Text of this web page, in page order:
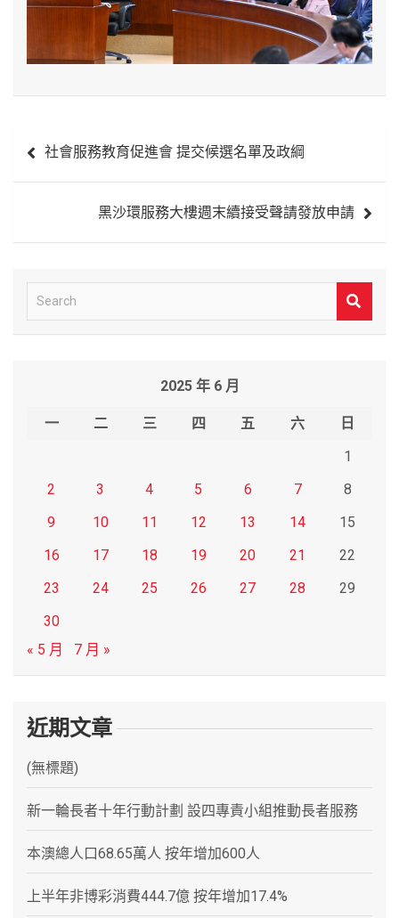
章 社會服務教育促進會 提交候選名單及政綱
黑沙環服務大樓週末續接受聲請發放申請
e
2025 年 6 月
一 二 三 四 五 六
日
1
2
3 4 5 6 7
8
9
10 11 12 13 14
15
16
17 18 19 20 21
22
23
24 25 26 27 28
29
30
« 5 月
7 月 »
近期文章
(無標題)
新一輪長者十年行動計劃 設四專責小組推動長者服務
本澳總人口68.65萬人 按年增加600人
上半年非博彩消費444.7億 按年增加17.4%